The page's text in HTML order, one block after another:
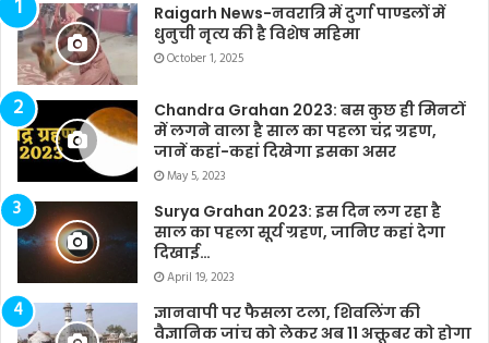
Raigarh News-नवरात्रि में दुर्गा पाण्डलों में
धुनुची नृत्य की है विशेष महिमा
October 1, 2025
Chandra Grahan 2023: बस कुछ ही मिनटों
में लगने वाला है साल का पहला चंद्र ग्रहण,
जानें कहां-कहां दिखेगा इसका असर
May 5, 2023
Surya Grahan 2023: इस दिन लग रहा है
साल का पहला सूर्य ग्रहण, जानिए कहां देगा
दिखाई…
April 19, 2023
ज्ञानवापी पर फैसला टला, शिवलिंग की
वैज्ञानिक जांच को लेकर अब 11 अक्तूबर को होगा